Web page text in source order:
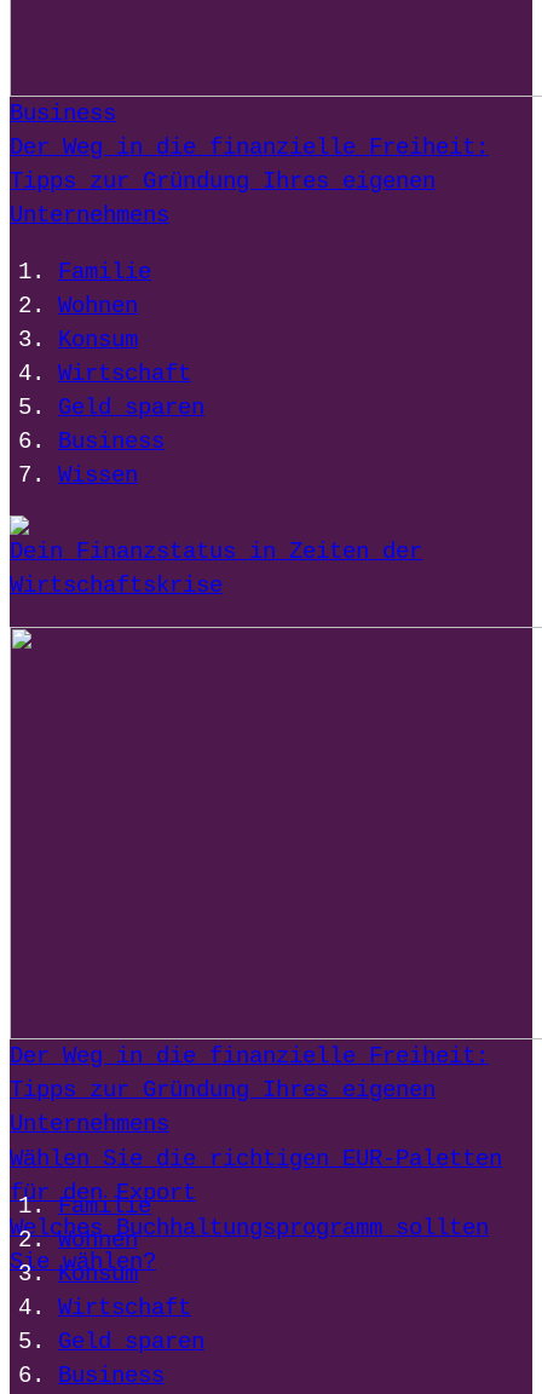
Business
Der Weg in die finanzielle Freiheit:
Tipps zur Gründung Ihres eigenen
Unternehmens
Familie
Wohnen
Konsum
Wirtschaft
Geld sparen
Business
Wissen
Dein Finanzstatus in Zeiten der
Wirtschaftskrise
Der Weg in die finanzielle Freiheit:
Tipps zur Gründung Ihres eigenen
Unternehmens
Wählen Sie die richtigen EUR-Paletten
für den Export
Welches Buchhaltungsprogramm sollten
Sie wählen?
Familie
Wohnen
Konsum
Wirtschaft
Geld sparen
Business